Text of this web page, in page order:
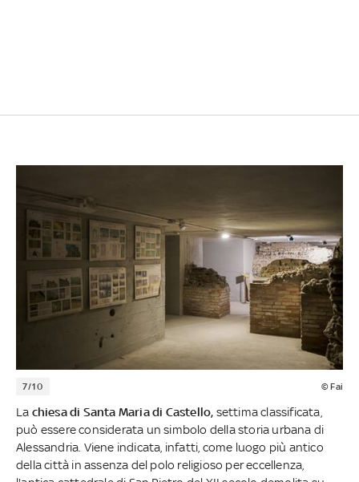
7/10 © Fai
La chiesa di Santa Maria di Castello, settima classificata,
può essere considerata un simbolo della storia urbana di
Alessandria. Viene indicata, infatti, come luogo più antico
della città in assenza del polo religioso per eccellenza,